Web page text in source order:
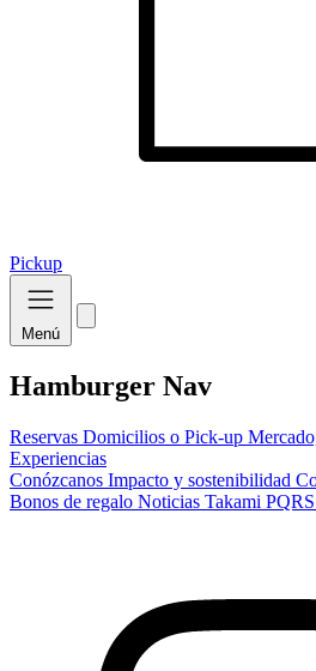
Pickup
Menú
Hamburger Nav
Reservas Domicilios o Pick-up
Experiencias
Conózcanos Impacto y sostenibilidad
Bonos de regalo Noticias Takami PQRS